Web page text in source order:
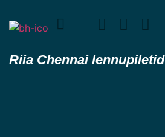
Riia Chennai lennupiletid